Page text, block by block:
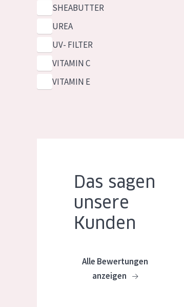
SHEABUTTER
UREA
UV- FILTER
VITAMIN C
VITAMIN E
Das sagen
unsere
Kunden
Alle Bewertungen
anzeigen